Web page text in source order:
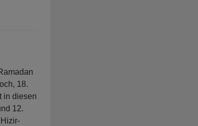
18.
in diesen
12.